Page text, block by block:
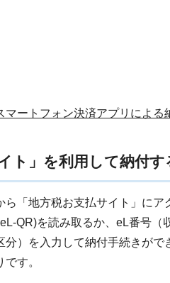
マートフォン決済アプリによる
ト」を利用して納付す
ら「地方税お支払サイト」にア
QR)を読み取るか、eL番号（
分）を入力して納付手続きがで
す。